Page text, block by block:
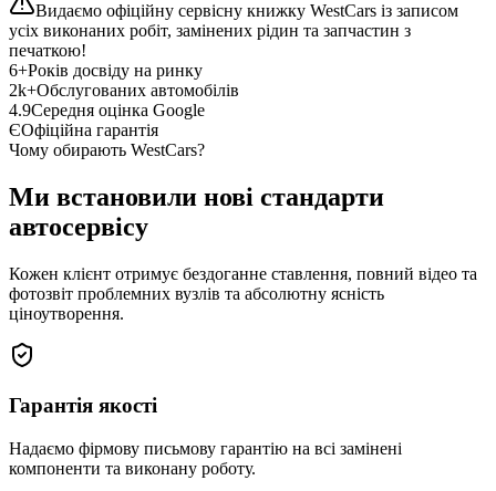
Видаємо офіційну сервісну книжку WestCars із записом
усіх виконаних робіт, замінених рідин та запчастин з
печаткою!
6+Років досвіду на ринку
2k+Обслугованих автомобілів
4.9Середня оцінка Google
ЄОфіційна гарантія
Чому обирають WestCars?
Ми встановили нові стандарти
автосервісу
Кожен клієнт отримує бездоганне ставлення, повний відео та
фотозвіт проблемних вузлів та абсолютну ясність
ціноутворення.
Гарантія якості
Надаємо фірмову письмову гарантію на всі замінені
компоненти та виконану роботу.